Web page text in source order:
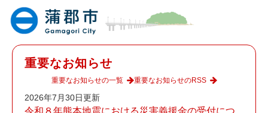
重要なお知らせ
2026年7月30日更新
重要なお知らせの一覧 重要なお知らせのRSS